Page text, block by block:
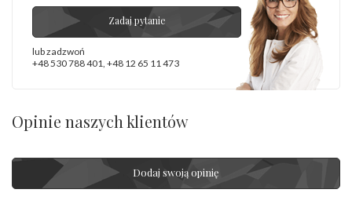
Zadaj pytanie
lub zadzwoń
+48 530 788 401 +48 12 65 11 473
Opinie naszych klientów
Dodaj swoją opinię